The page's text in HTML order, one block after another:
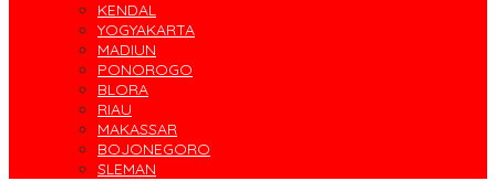
KENDAL
YOGYAKARTA
MADIUN
PONOROGO
BLORA
RIAU
MAKASSAR
BOJONEGORO
SLEMAN